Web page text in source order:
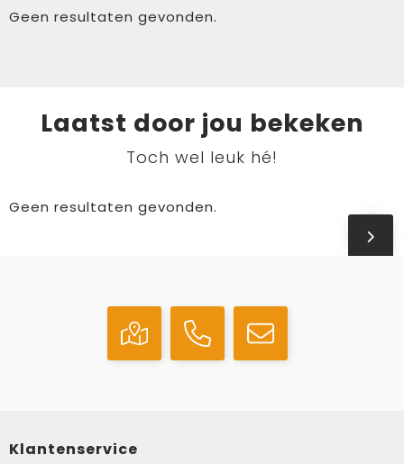
Geen resultaten gevonden.
Laatst door jou bekeken
Toch wel leuk hé!
Geen resultaten gevonden.
Klantenservice